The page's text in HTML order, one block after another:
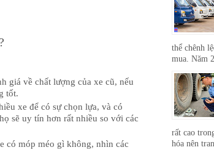
giá về chất lượng của xe cũ, nếu
tốt.
xe để có sự chọn lựa, và có
sẽ uy tín hơn rất nhiều so với các
có móp méo gì không, nhìn các
thể chênh
mua. Năm
rất cao
hóa nên